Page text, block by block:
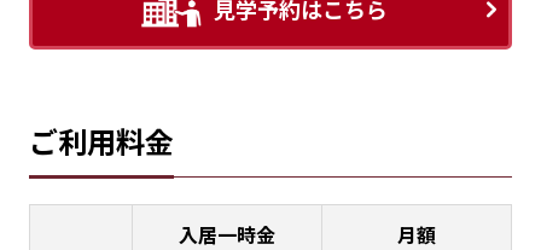
見学予約はこちら
ご利用料金
入居一時金
月額